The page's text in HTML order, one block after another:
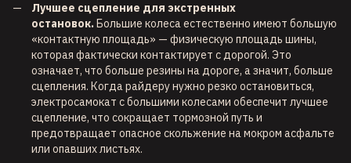
Лучшее сцепление для экстренных
остановок. Большие колеса естественно имеют большую
«контактную площадь» — физическую площадь шины,
которая фактически контактирует с дорогой. Это
означает, что больше резины на дороге, а значит, больше
сцепления. Когда райдеру нужно резко остановиться,
электросамокат с большими колесами обеспечит лучшее
сцепление, что сокращает тормозной путь и
предотвращает опасное скольжение на мокром асфальте
или опавших листьях.